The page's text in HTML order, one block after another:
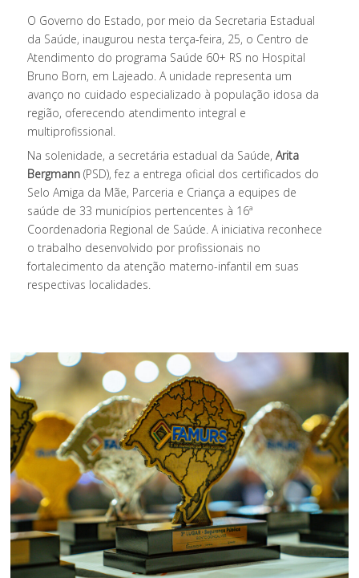
O Governo do Estado, por meio da Secretaria Estadual
da Saúde, inaugurou nesta terça-feira, 25, o Centro de
Atendimento do programa Saúde 60+ RS no Hospital
Bruno Born, em Lajeado. A unidade representa um
avanço no cuidado especializado à população idosa da
região, oferecendo atendimento integral e
multiprofissional.
Na solenidade, a secretária estadual da Saúde,Arita
Bergmann (PSD), fez a entrega oficial dos certificados do
Selo Amiga da Mãe, Parceria e Criança a equipes de
saúde de 33 municípios pertencentes à 16ª
Coordenadoria Regional de Saúde. A iniciativa reconhece
o trabalho desenvolvido por profissionais no
fortalecimento da atenção materno-infantil em suas
respectivas localidades.